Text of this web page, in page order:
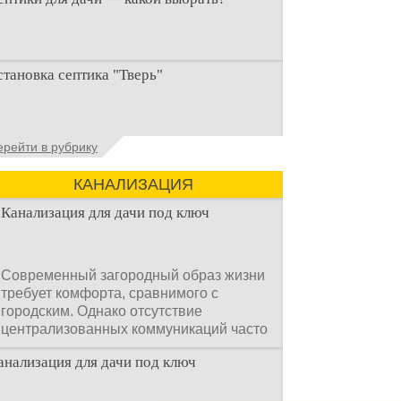
строительстве дачи одной из
задач становится
септика "Тверь"
септика Тверь - важнейший
утилизации сточных вод в частных
и на загородных
в рубрику
КАНАЛИЗАЦИЯ
Канализация для дачи под ключ
Современный загородный образ жизни
требует комфорта, сравнимого с
городским. Однако отсутствие
централизованных коммуникаций часто
становится главным препятствием.
Многие владельцы ошибочно полагают,
для дачи под ключ